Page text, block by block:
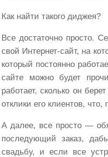
Как найти такого диджея?
Все достаточно просто.
свой Интернет-сайт, на
который постоянно
сайте можно будет
работает, сколько он
отклики его клиентов,
А далее, все просто —
последующий заказ,
свадьбу, и если все